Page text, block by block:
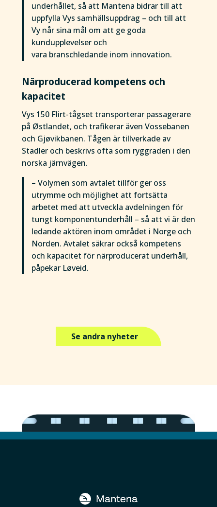
underhållet, så att Mantena bidrar till att
uppfylla Vys samhällsuppdrag – och till att
Vy når sina mål om att ge goda
kundupplevelser och
vara branschledande inom innovation.
Närproducerad kompetens och
kapacitet
Vys 150 Flirt-tågset transporterar passagerare
på Østlandet, och trafikerar även Vossebanen
och Gjøvikbanen. Tågen är tillverkade av
Stadler och beskrivs ofta som ryggraden i den
norska järnvägen.
– Volymen som avtalet tillför ger oss
utrymme och möjlighet att fortsätta
arbetet med att utveckla avdelningen för
tungt komponentunderhåll – så att vi är den
ledande aktören inom området i Norge och
Norden. Avtalet säkrar också kompetens
och kapacitet för närproducerat underhåll,
påpekar Løveid.
Se andra nyheter